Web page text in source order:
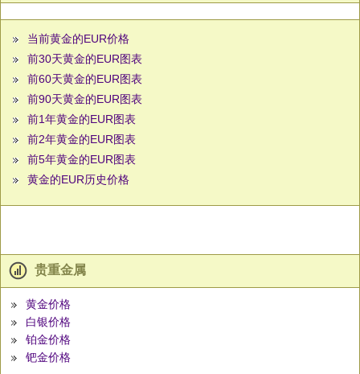
当前黄金的EUR价格
前30天黄金的EUR图表
前60天黄金的EUR图表
前90天黄金的EUR图表
前1年黄金的EUR图表
前2年黄金的EUR图表
前5年黄金的EUR图表
黄金的EUR历史价格
贵重金属
黄金价格
白银价格
铂金价格
钯金价格